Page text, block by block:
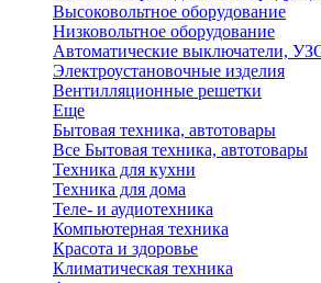
Высоковольтное оборудование
Низковольтное оборудование
Автоматические выключатели,
Электроустановочные изделия
Вентилляционные решетки
Еще
Бытовая техника, автотовары
Все Бытовая техника, автотовары
Техника для кухни
Техника для дома
Теле- и аудиотехника
Компьютерная техника
Красота и здоровье
Климатическая техника